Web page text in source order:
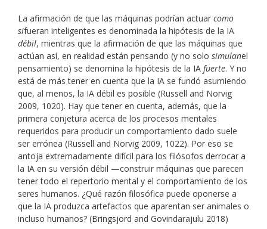
La afirmación de que las máquinas podrían actuar como
sifueran inteligentes es denominada la hipótesis de la IA
débil, mientras que la afirmación de que las máquinas que
actúan así, en realidad están pensando (y no solo simulanel
pensamiento) se denomina la hipótesis de la IA fuerte. Y no
está de más tener en cuenta que la IA se fundó asumiendo
que, al menos, la IA débil es posible (Russell and Norvig
2009, 1020). Hay que tener en cuenta, además, que la
primera conjetura acerca de los procesos mentales
requeridos para producir un comportamiento dado suele
ser errónea (Russell and Norvig 2009, 1022). Por eso se
antoja extremadamente difícil para los filósofos derrocar a
la IA en su versión débil —construir máquinas que parecen
tener todo el repertorio mental y el comportamiento de los
seres humanos. ¿Qué razón filosófica puede oponerse a
que la IA produzca artefactos que aparentan ser animales o
incluso humanos? (Bringsjord and Govindarajulu 2018)